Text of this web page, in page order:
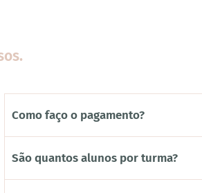
Como faço o pagamento?
São quantos alunos por turma?